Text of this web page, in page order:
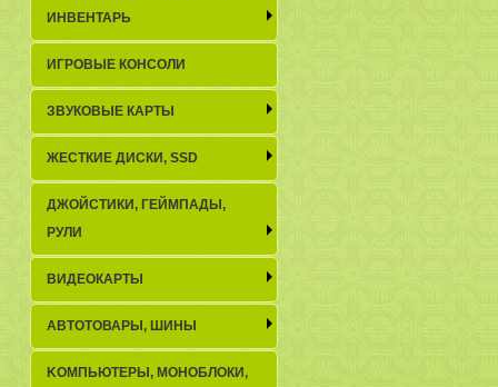
ИНВЕНТАРЬ
ИГРОВЫЕ КОНСОЛИ
ЗВУКОВЫЕ КАРТЫ
ЖЕСТКИЕ ДИСКИ, SSD
ДЖОЙСТИКИ, ГЕЙМПАДЫ,
РУЛИ
ВИДЕОКАРТЫ
АВТОТОВАРЫ, ШИНЫ
KОМПЬЮТЕРЫ, МОНОБЛОКИ,